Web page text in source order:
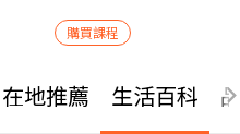
購買課程
在地推薦 生活百科